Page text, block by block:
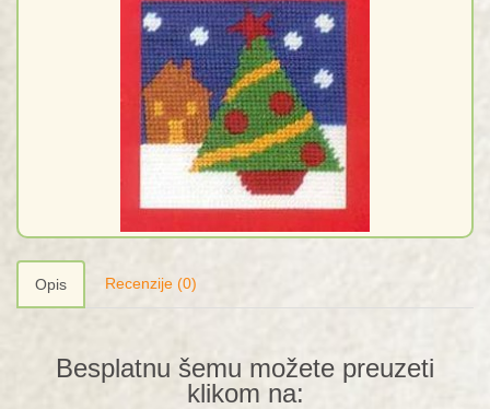
Opis Recenzije (0)
Besplatnu šemu možete preuzeti
klikom na: